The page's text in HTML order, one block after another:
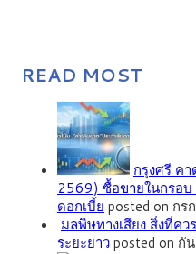
READ MOST
กรุงศรี ค
2569) ซื้อขายในกรอ
ดอกเบี้ย posted on ก
มลพิษทางเสียง สิ่งที่คว
ระยะยาวposted on กั